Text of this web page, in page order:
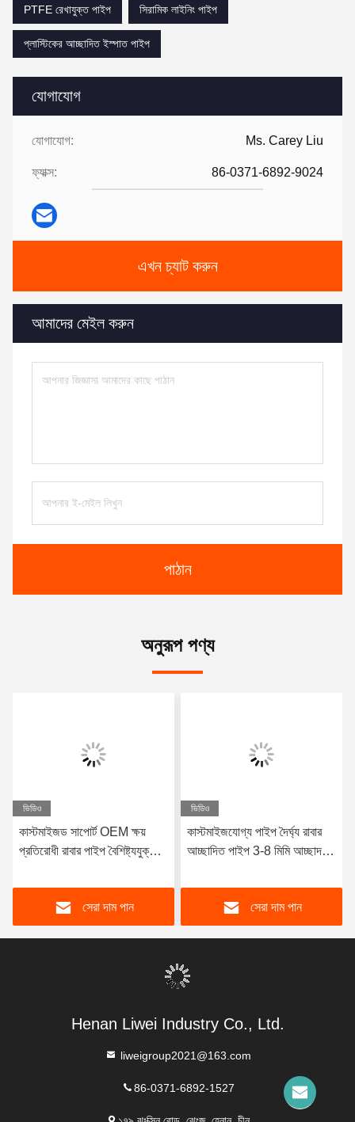
যোগাযোগ
যোগাযোগ: Ms. Carey Liu
ফ্যাক্স: 86-0371-6892-9024
এখন চ্যাট করুন
আমাদের মেইল করুন
পাঠান
PTFE রেখাযুক্ত পাইপ
সিরামিক লাইনিং পাইপ
প্লাস্টিকের আচ্ছাদিত ইস্পাত পাইপ
অনুরূপ পণ্য
ভিডিও
কাস্টমাইজড সাপোর্ট OEM ক্ষয়
প্রতিরোধী রাবার পাইপ বৈশিষ্ট্যযুক্ত
Neoprene EPDM এবং
nitrile আস্তরণের উপাদান কর্মক্ষমতা
জন্য
সেরা দাম পান
ভিডিও
কাস্টমাইজযোগ্য পাইপ দৈর্ঘ্য রাবার
আচ্ছাদিত পাইপ 3-8 মিমি আচ্ছাদন
দুর্দান্ত জারা প্রতিরোধের সরবরাহ করে
সেরা দাম পান
Henan Liwei Industry Co., Ltd.
liweigroup2021@163.com
86-0371-6892-1527